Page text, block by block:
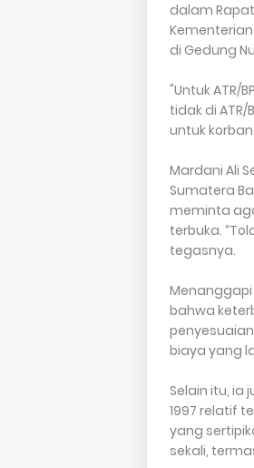
dalam
di Gedung
"Untuk ATR/
tidak di
untuk
Mardani Ali
Sumatera
meminta
terbuka.
tegasnya.
Menanggapi
bahwa
biaya yang
Selain itu,
1997 relatif
yang
sekali,